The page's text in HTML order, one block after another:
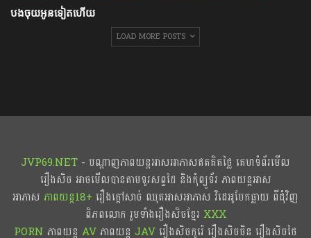
បងចុយអូនទៀតហើយ
LOAD MORE POSTS
JVP69.NET - បណ្ដាញភាពយន្តអាសអាភាសឥតគិតថ្លៃ គេហទំព័រមើល
រឿងសិច អាចមើលបានតាមទូរសព្ទដៃ និងកុំព្យូទ័រ ភាពយន្តអាស
អាភាស ភាពយន្ត18+​​ រឿងក្ដៅសាច់ ឈុតអាសអាភាស វិដេអូបែកធ្លាយ ពីជុំវិញ
ពិភពលោក រួមទាំងរឿងសិចខ្មែរ XXX
PORN ភាពយន្ត AVភាពយន្ត JAVរឿងសិចកូរ៉េ រឿងសិចចិន​ រឿងសិចថៃ